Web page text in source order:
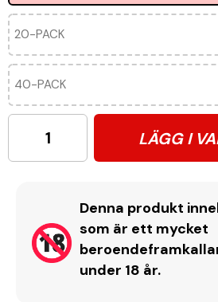
20-PACK
40-PACK
LÄGG I
Denna produkt
som är ett mycket
under 18 år.